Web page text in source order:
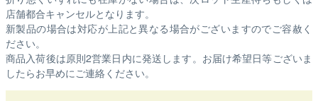
店舗都合キャンセルとなります。
新製品の場合は対応が上記と異なる場合がございますのでご容赦く
ださい。
商品入荷後は原則2営業日内に発送します。お届け希望日等ございま
したらお早めにご連絡ください。